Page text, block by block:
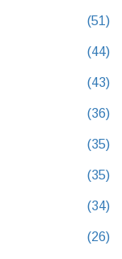
(51)
(44)
(43)
(36)
(35)
(35)
(34)
(26)